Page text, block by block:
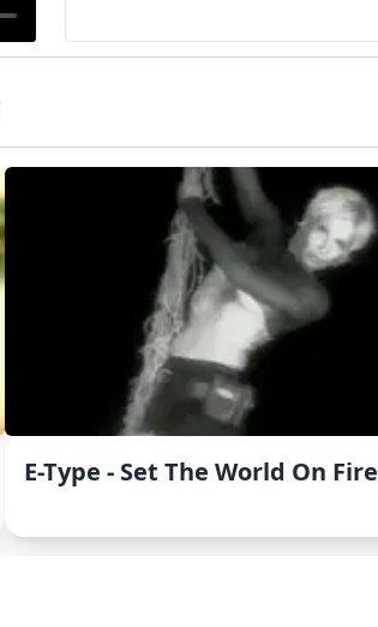
E-Type - Set The World On Fire